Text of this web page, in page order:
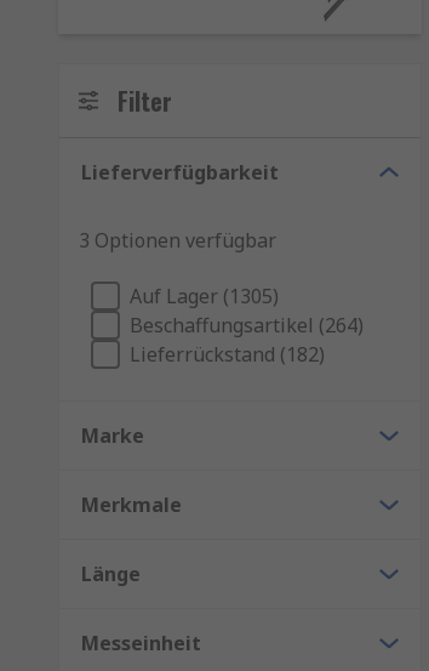
Filter
Lieferverfügbarkeit
3 Optionen verfügbar
Auf Lager (1305)
Beschaffungsartikel (264)
Lieferrückstand (182)
Marke
Merkmale
Länge
Messeinheit